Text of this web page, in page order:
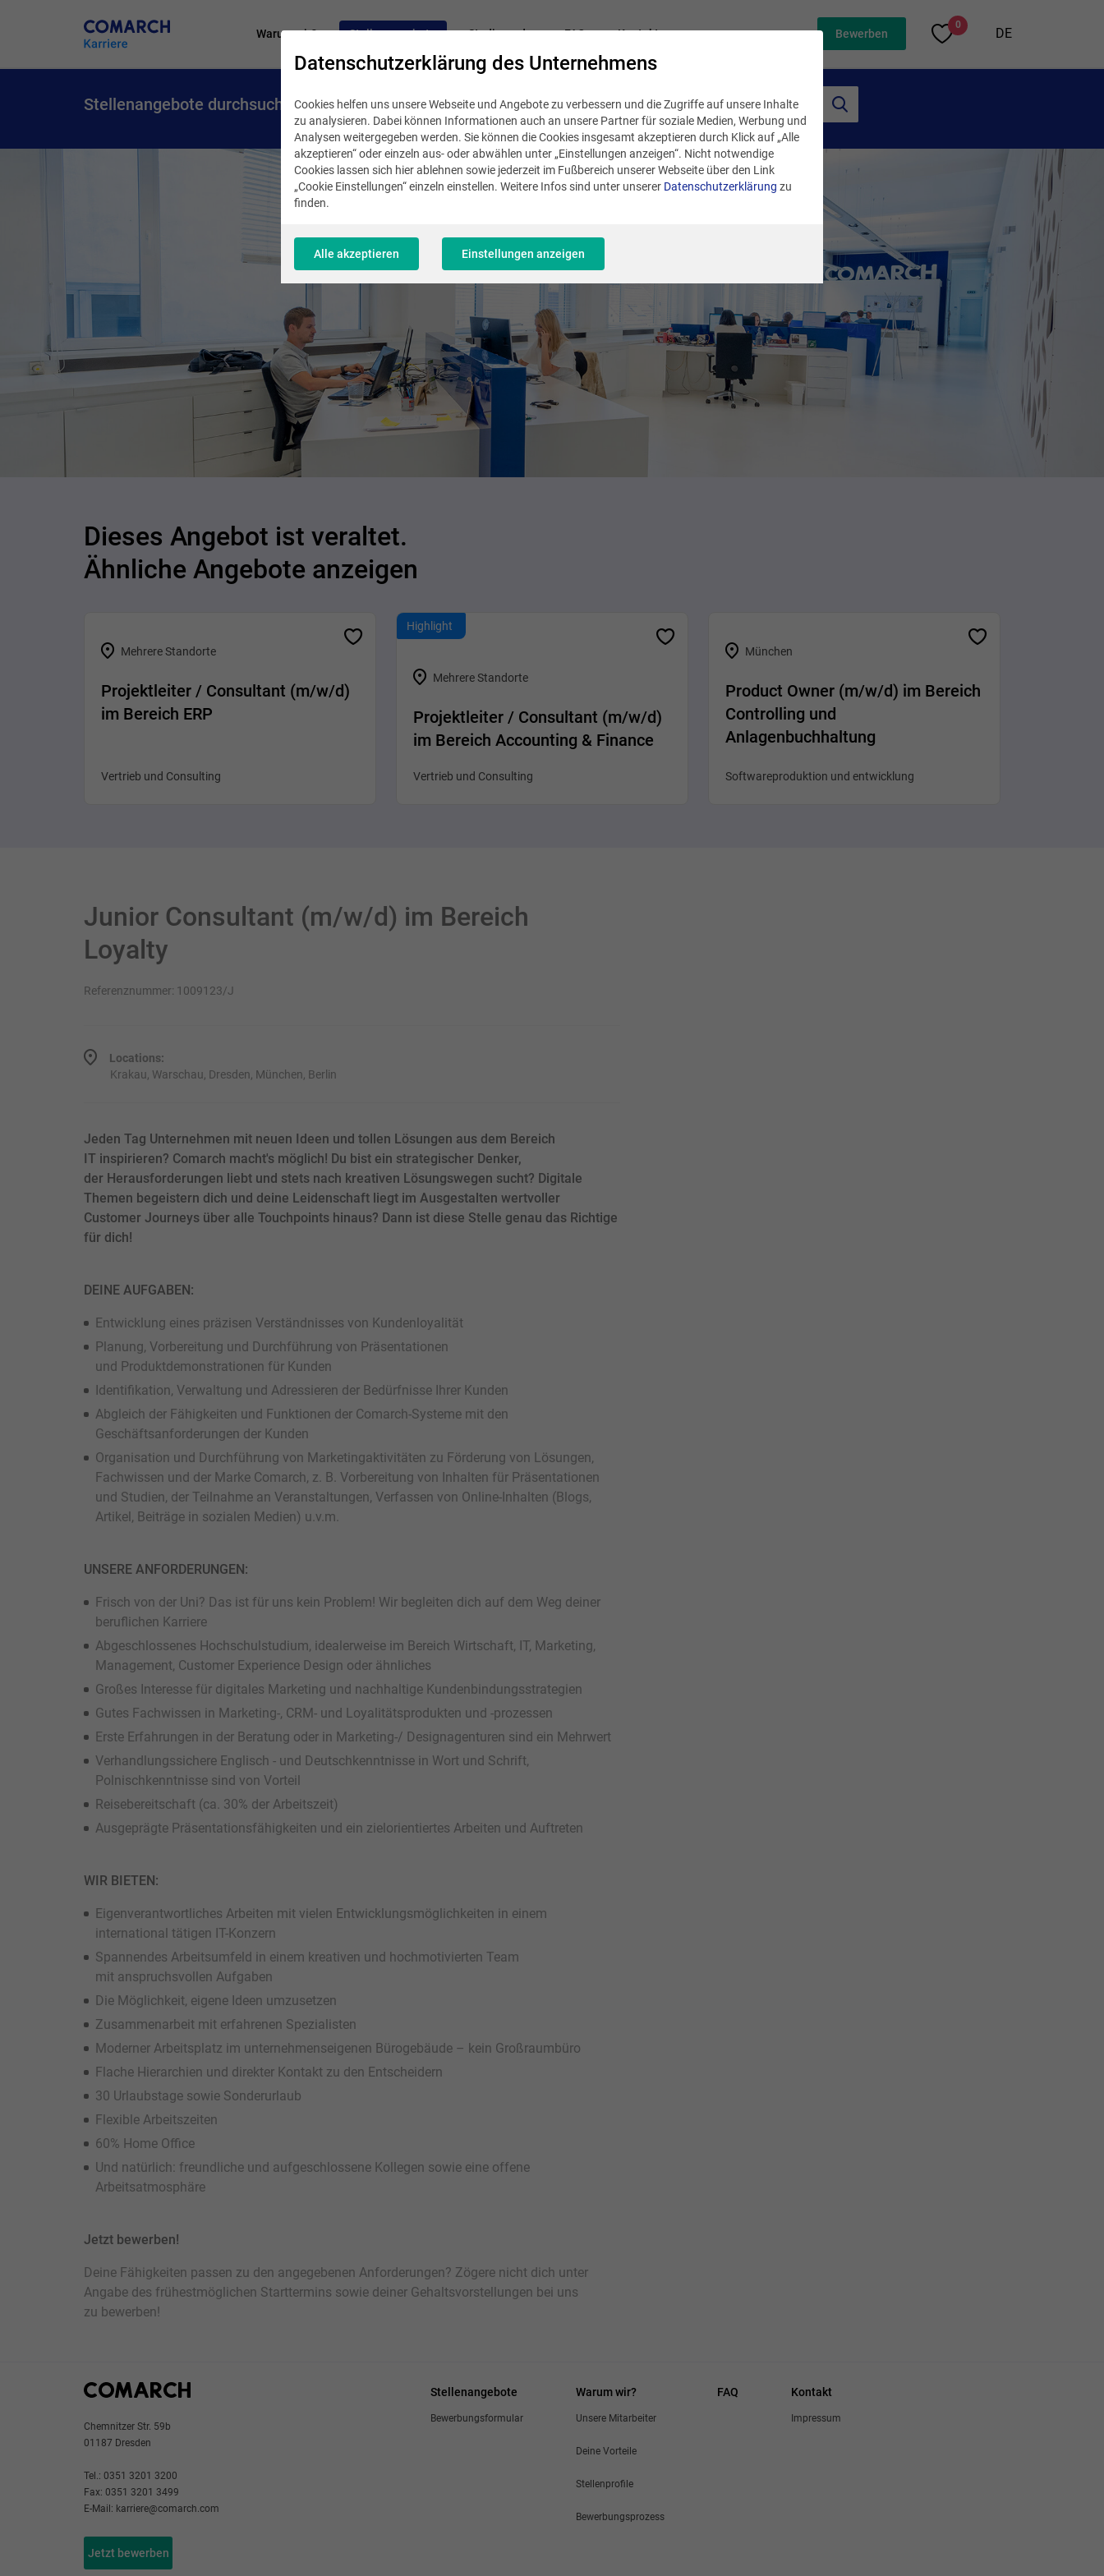
Warum wir? Stellenangebote Studierende FAQ Kontakt Bewerben
0
DE
Stellenangebote durchsuchen
Dieses Angebot ist veraltet.
Ähnliche Angebote anzeigen
Mehrere Standorte
Projektleiter / Consultant (m/w/d)
im Bereich ERP
Vertrieb und Consulting
Highlight
Mehrere Standorte
Projektleiter / Consultant (m/w/d)
im Bereich Accounting & Finance
Vertrieb und Consulting
München
Product Owner (m/w/d) im Bereich
Controlling und
Anlagenbuchhaltung
Softwareproduktion und entwicklung
Junior Consultant (m/w/d) im Bereich
Loyalty
Referenznummer: 1009123/J
Locations:
Krakau, Warschau, Dresden, München, Berlin
Jeden Tag Unternehmen mit neuen Ideen und tollen Lösungen aus dem Bereich
IT inspirieren? Comarch macht's möglich! Du bist ein strategischer Denker,
der Herausforderungen liebt und stets nach kreativen Lösungswegen sucht? Digitale
Themen begeistern dich und deine Leidenschaft liegt im Ausgestalten wertvoller
Customer Journeys über alle Touchpoints hinaus? Dann ist diese Stelle genau das Richtige
für dich!
DEINE AUFGABEN:
Entwicklung eines präzisen Verständnisses von Kundenloyalität
Planung, Vorbereitung und Durchführung von Präsentationen
und Produktdemonstrationen für Kunden
Identifikation, Verwaltung und Adressieren der Bedürfnisse Ihrer Kunden
Abgleich der Fähigkeiten und Funktionen der Comarch-Systeme mit den
Geschäftsanforderungen der Kunden
Organisation und Durchführung von Marketingaktivitäten zu Förderung von Lösungen,
Fachwissen und der Marke Comarch, z. B. Vorbereitung von Inhalten für Präsentationen
und Studien, der Teilnahme an Veranstaltungen, Verfassen von Online-Inhalten (Blogs,
Artikel, Beiträge in sozialen Medien) u.v.m.
UNSERE ANFORDERUNGEN:
Frisch von der Uni? Das ist für uns kein Problem! Wir begleiten dich auf dem Weg deiner
beruflichen Karriere
Abgeschlossenes Hochschulstudium, idealerweise im Bereich Wirtschaft, IT, Marketing,
Management, Customer Experience Design oder ähnliches
Großes Interesse für digitales Marketing und nachhaltige Kundenbindungsstrategien
Gutes Fachwissen in Marketing-, CRM- und Loyalitätsprodukten und -prozessen
Erste Erfahrungen in der Beratung oder in Marketing-/ Designagenturen sind ein Mehrwert
Verhandlungssichere Englisch - und Deutschkenntnisse in Wort und Schrift,
Polnischkenntnisse sind von Vorteil
Reisebereitschaft (ca. 30% der Arbeitszeit)
Ausgeprägte Präsentationsfähigkeiten und ein zielorientiertes Arbeiten und Auftreten
WIR BIETEN:
Eigenverantwortliches Arbeiten mit vielen Entwicklungsmöglichkeiten in einem
international tätigen IT-Konzern
Spannendes Arbeitsumfeld in einem kreativen und hochmotivierten Team
mit anspruchsvollen Aufgaben
Die Möglichkeit, eigene Ideen umzusetzen
Zusammenarbeit mit erfahrenen Spezialisten
Moderner Arbeitsplatz im unternehmenseigenen Bürogebäude – kein Großraumbüro
Flache Hierarchien und direkter Kontakt zu den Entscheidern
30 Urlaubstage sowie Sonderurlaub
Flexible Arbeitszeiten
60% Home Office
Und natürlich: freundliche und aufgeschlossene Kollegen sowie eine offene
Arbeitsatmosphäre
Jetzt bewerben!
Deine Fähigkeiten passen zu den angegebenen Anforderungen? Zögere nicht dich unter
Angabe des frühestmöglichen Starttermins sowie deiner Gehaltsvorstellungen bei uns
zu bewerben!
Chemnitzer Str. 59b
01187 Dresden
Tel.: 0351 3201 3200
Fax: 0351 3201 3499
E-Mail: karriere@comarch.com
Jetzt bewerben
Stellenangebote
Bewerbungsformular
Warum wir?
Unsere Mitarbeiter
Deine Vorteile
Stellenprofile
Bewerbungsprozess
FAQ Kontakt
Impressum
Datenschutzerklärung des Unternehmens
Cookies helfen uns unsere Webseite und Angebote zu verbessern und die Zugriffe auf unsere Inhalte
zu analysieren. Dabei können Informationen auch an unsere Partner für soziale Medien, Werbung und
Analysen weitergegeben werden. Sie können die Cookies insgesamt akzeptieren durch Klick auf „Alle
akzeptieren“ oder einzeln aus- oder abwählen unter „Einstellungen anzeigen“. Nicht notwendige
Cookies lassen sich hier ablehnen sowie jederzeit im Fußbereich unserer Webseite über den Link
„Cookie Einstellungen“ einzeln einstellen. Weitere Infos sind unter unserer Datenschutzerklärung zu
finden.
Alle akzeptieren Einstellungen anzeigen